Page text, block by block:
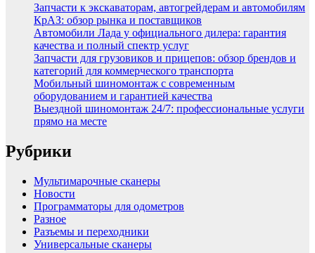
Запчасти к экскаваторам, автогрейдерам и автомобилям
КрАЗ: обзор рынка и поставщиков
Автомобили Лада у официального дилера: гарантия
качества и полный спектр услуг
Запчасти для грузовиков и прицепов: обзор брендов и
категорий для коммерческого транспорта
Мобильный шиномонтаж с современным
оборудованием и гарантией качества
Выездной шиномонтаж 24/7: профессиональные услуги
прямо на месте
Рубрики
Мультимарочные сканеры
Новости
Программаторы для одометров
Разное
Разъемы и переходники
Универсальные сканеры